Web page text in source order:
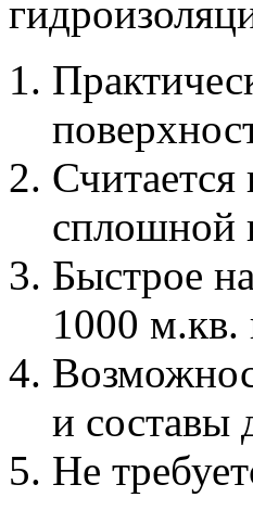
сплошной
Быстрое
1000 м.кв.
и составы
Не